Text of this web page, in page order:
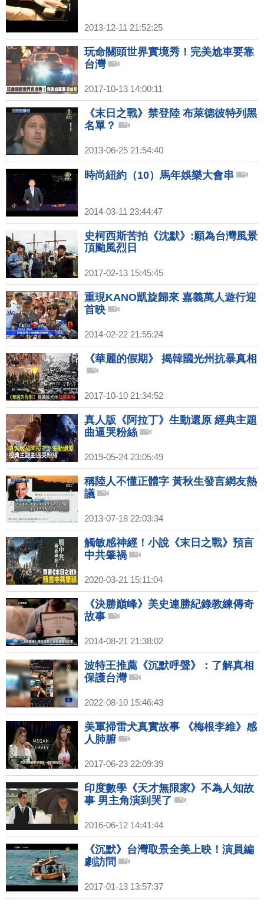
2013-12-11 21:52:25
玩命關頭世界實境秀！完美尬車要靠
台灣
2017-10-13 14:00:11
《末日之戰》禁登陸 布萊德彼特列黑
名單？
2013-06-25 21:54:40
時尚紐約（10）馬年娛樂大會串
2014-03-11 23:44:47
史柯西斯苦拍《沈默》:願為台灣風景
頂颱風烈日
2017-02-13 15:45:45
重現KANO凱旋歸來 嘉義萬人遊行迎
首映
2014-02-22 21:55:24
《華麗的假期》 揭韓國光州抗暴真相
2017-10-10 21:34:52
真人版《阿拉丁》生動還原 經典主題
曲逼哭粉絲
2019-05-24 23:05:49
稱陸人不懂正體字 黃秋生發言網友熱
議
2013-07-18 22:03:34
觸敏感神經！小說《末日之戰》預言
中共肇禍
2020-03-21 15:11:04
《決勝巔峰》美史連勝紀錄教練傳奇
故事
2014-08-21 21:38:02
波特王推薦《沉默呼聲》：了解真相
保護台灣
2022-08-10 15:46:43
美軍掃雷犬真實故事 《梅根李維》感
人肺腑
2017-06-23 22:09:39
印度數學《天才無限家》不為人知故
事 男主角演到哭了
2016-06-12 14:41:44
《沉默》台灣取景全美上映！演員編
劇訪問
2017-01-13 13:57:37